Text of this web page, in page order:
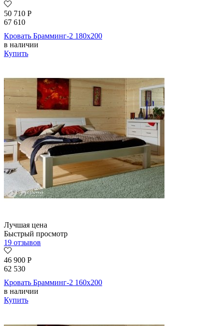
50 710 Р
67 610
Кровать Брамминг-2 180х200
в наличии
Купить
Лучшая цена
Быстрый просмотр
19 отзывов
46 900 Р
62 530
Кровать Брамминг-2 160х200
в наличии
Купить